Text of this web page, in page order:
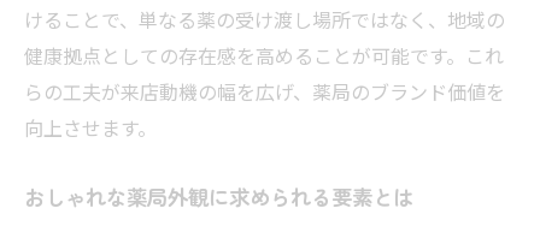
けることで、単なる薬の受け渡し場所ではなく、地域の
健康拠点としての存在感を高めることが可能です。これ
らの工夫が来店動機の幅を広げ、薬局のブランド価値を
向上させます。
おしゃれな薬局外観に求められる要素とは